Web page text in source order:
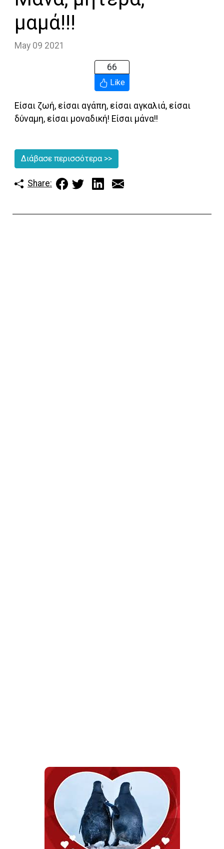
μαμά!!!
May 09 2021
66
Like
Είσαι ζωή, είσαι αγάπη, είσαι αγκαλιά, είσαι
δύναμη, είσαι μοναδική! Είσαι μάνα!!
Διάβασε περισσότερα >>
Share: